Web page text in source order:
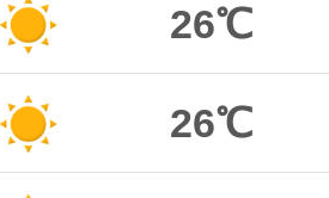
26℃
26℃